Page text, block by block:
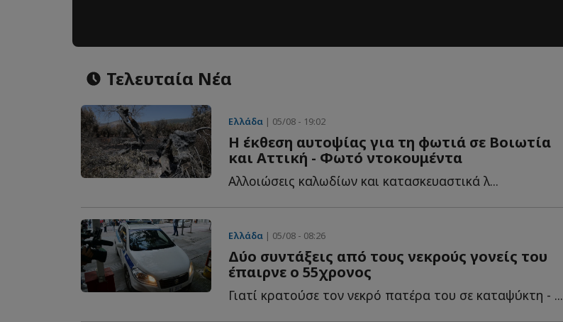
Τελευταία Νέα
Ελλάδα | 05/08 - 19:02
Η έκθεση αυτοψίας για τη φωτιά σε Βοιωτία
και Αττική - Φωτό ντοκουμέντα
Αλλοιώσεις καλωδίων και κατασκευαστικά λ...
Ελλάδα | 05/08 - 08:26
Δύο συντάξεις από τους νεκρούς γονείς του
έπαιρνε ο 55χρονος
Γιατί κρατούσε τον νεκρό πατέρα του σε καταψύκτη - ...